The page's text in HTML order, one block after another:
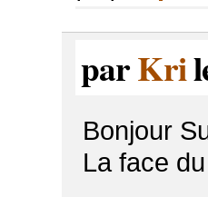
parKri
Bonjour
La face